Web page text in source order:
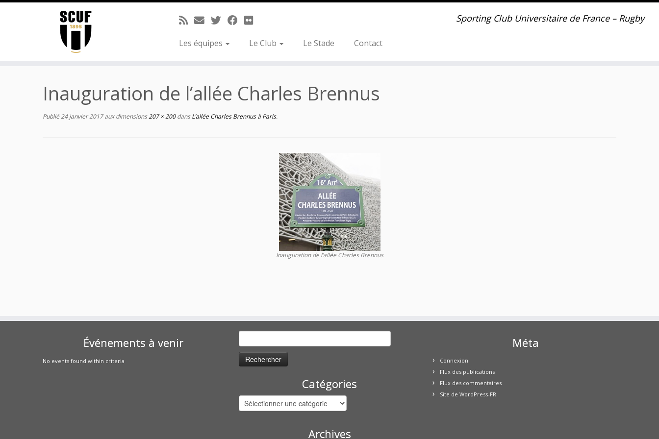
Passer
Sporting Club Universitaire de France – Rugby
Les équipes Le Club Le Stade Contact
Inauguration de l’allée Charles Brennus
Publié24 janvier 2017aux dimensions207 × 200dansL’allée Charles Brennus à Paris.
Inauguration de l’allée Charles Brennus
Événements à venir
No events found within criteria
Rechercher :
Catégories
Catégories
Archives
Méta
Connexion
Flux des publications
Flux des commentaires
Site de WordPress-FR